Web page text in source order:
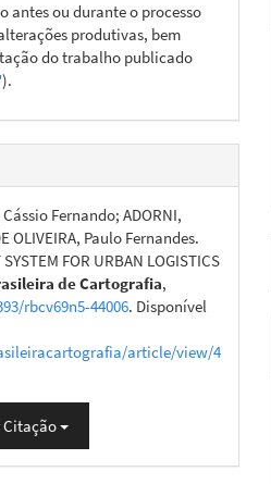
antes ou durante o processo
produtivas, bem
do trabalho publicado
).
Fernando; ADORNI,
OLIVEIRA, Paulo Fernandes.
FOR URBAN LOGISTICS
de Cartografia,
rbcv69n5-44006. Disponível
article/view/4
Citação